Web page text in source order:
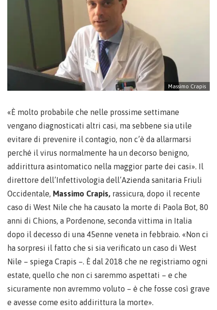
Massimo Crapis
«È molto probabile che nelle prossime settimane
vengano diagnosticati altri casi, ma sebbene sia utile
evitare di prevenire il contagio, non c’è da allarmarsi
perché il virus normalmente ha un decorso benigno,
addirittura asintomatico nella maggior parte dei casi». Il
direttore dell’Infettivologia dell’Azienda sanitaria Friuli
Occidentale, Massimo Crapis, rassicura, dopo il recente
caso di West Nile che ha causato la morte di Paola Bot, 80
anni di Chions, a Pordenone, seconda vittima in Italia
dopo il decesso di una 45enne veneta in febbraio. «Non ci
ha sorpresi il fatto che si sia verificato un caso di West
Nile – spiega Crapis –. È dal 2018 che ne registriamo ogni
estate, quello che non ci saremmo aspettati – e che
sicuramente non avremmo voluto – è che fosse così grave
e avesse come esito addirittura la morte».